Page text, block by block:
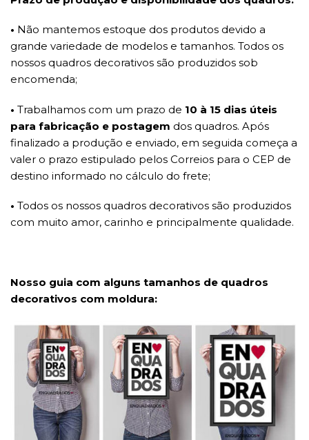
• Não mantemos estoque dos produtos devido a
grande variedade de modelos e tamanhos. Todos os
nossos quadros decorativos são produzidos sob
encomenda;
• Trabalhamos com um prazo de 10 à 15 dias úteis
para fabricação e postagem dos quadros. Após
finalizado a produção e enviado, em seguida começa a
valer o prazo estipulado pelos Correios para o CEP de
destino informado no cálculo do frete;
• Todos os nossos quadros decorativos são produzidos
com muito amor, carinho e principalmente qualidade.
Nosso guia com alguns tamanhos de quadros
decorativos com moldura: